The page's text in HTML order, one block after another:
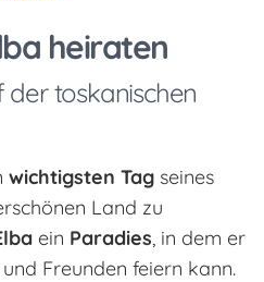
heiraten
toskanischen
wichtigsten Tag seines
Land zu
ein Paradies, in dem er
Freunden feiern kann.